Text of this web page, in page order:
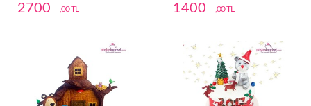
2700 ,00 TL 1400 ,00 TL